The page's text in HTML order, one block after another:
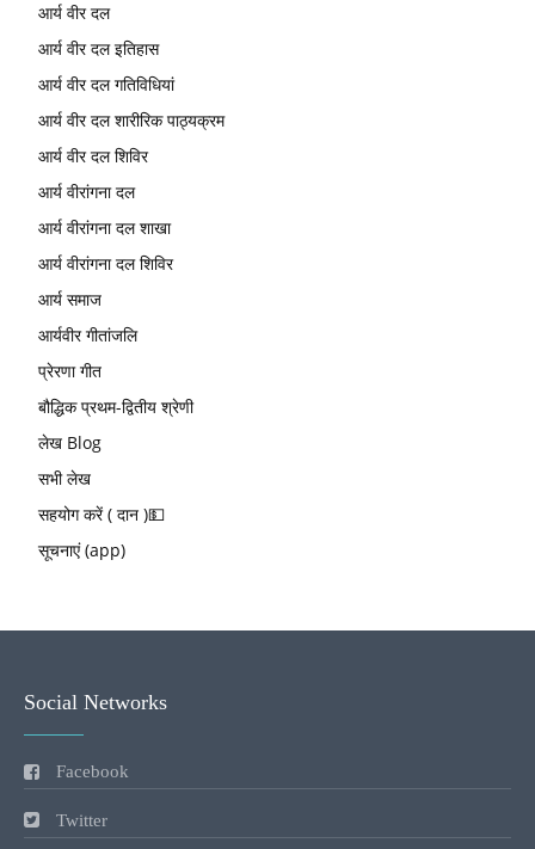
आर्य वीर दल
आर्य वीर दल इतिहास
आर्य वीर दल गतिविधियां
आर्य वीर दल शारीरिक पाठ्यक्रम
आर्य वीर दल शिविर
आर्य वीरांगना दल
आर्य वीरांगना दल शाखा
आर्य वीरांगना दल शिविर
आर्य समाज
आर्यवीर गीतांजलि
प्रेरणा गीत
बौद्धिक प्रथम-द्वितीय श्रेणी
लेख Blog
सभी लेख
सहयोग करें ( दान )💵
सूचनाएं (app)
Social Networks
Facebook
Twitter